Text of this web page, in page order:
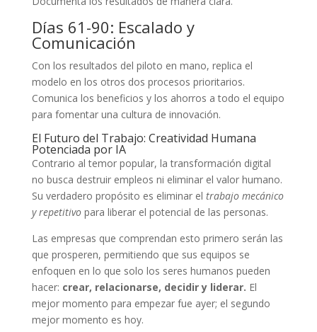
Días 61-90: Escalado y
Comunicación
Con los resultados del piloto en mano, replica el
modelo en los otros dos procesos prioritarios.
Comunica los beneficios y los ahorros a todo el equipo
para fomentar una cultura de innovación.
El Futuro del Trabajo: Creatividad Humana
Potenciada por IA
Contrario al temor popular, la transformación digital
no busca destruir empleos ni eliminar el valor humano.
Su verdadero propósito es eliminar el trabajo mecánico
y repetitivopara liberar el potencial de las personas.
Las empresas que comprendan esto primero serán las
que prosperen, permitiendo que sus equipos se
enfoquen en lo que solo los seres humanos pueden
hacer: crear, relacionarse, decidir y liderar. El
mejor momento para empezar fue ayer; el segundo
mejor momento es hoy.